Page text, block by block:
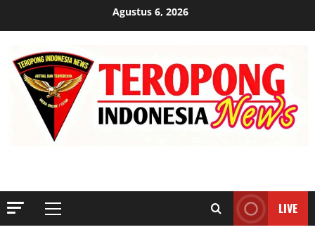
Agustus 6, 2026
Primary
LIVE